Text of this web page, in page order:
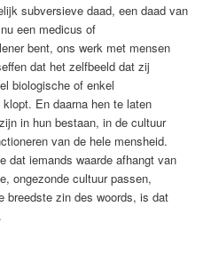
subversieve daad, een daad van
een medicus of
bent, ons werk met mensen
dat het zelfbeeld dat zij
biologische of enkel
En daarna hen te laten
in hun bestaan, in de cultuur
van de hele mensheid.
dat iemands waarde afhangt van
ongezonde cultuur passen,
breedste zin des woords, is dat